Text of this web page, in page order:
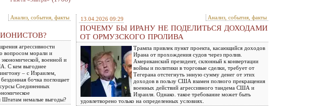
Анализ, события, факты
агрессивности
вопросом морали и
военной и
С кем выгоднее
– с Израилем,
бочка поглощает
Соединенных
Штатам немалые выгоды?
13.04.2026 09:29 Анализ, события, факты
ПОЧЕМУ БЫ ИРАНУ НЕ ПОДЕЛИТЬСЯ ДОХОДАМИ
ОТ ОРМУЗСКОГО ПРОЛИВА
Трампа привлек пункт проекта, касающийся доходов
Ирана от прохождения судов через пролив.
Американский президент, склонный к конвертации
войны и политики в торговые сделки, требует от
Тегерана отстегнуть энную сумму денег от этих
доходов в пользу США взамен полного прекращения
военных действий агрессивного тандема США и
Израиля. Однако. такое требование может быть
удовлетворено только на определенных условиях.